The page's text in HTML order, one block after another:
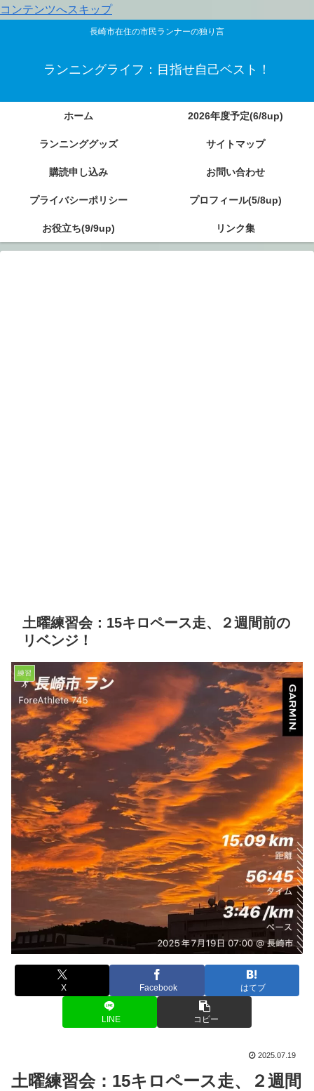
コンテンツへスキップ
長崎市在住の市民ランナーの独り言
ランニングライフ：目指せ自己ベスト！
ホーム 2026年度予定(6/8up)
ランニンググッズ サイトマップ
購読申し込み お問い合わせ
プライバシーポリシー プロフィール(5/8up)
お役立ち(9/9up) リンク集
土曜練習会：15キロペース走、２週間前の
リベンジ！
練習
X Facebook はてブ
LINE コピー
2025.07.19
土曜練習会：15キロペース走、２週間